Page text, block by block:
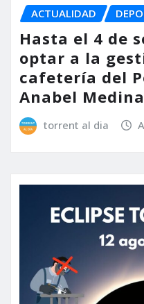
ACTUALIDAD
Hasta el 4 de
optar a la
cafetería del
Anabel
torrent al dia